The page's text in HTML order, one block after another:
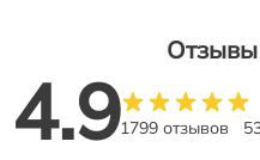
Отзывы
4.91799 отзывов